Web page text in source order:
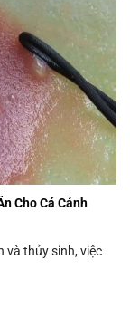
Cho Cá Cảnh
và thủy sinh, việc